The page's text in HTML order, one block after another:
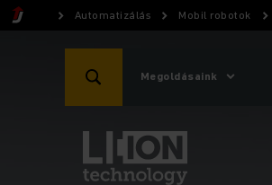
Automatizálás Mobil robotok
Megoldásaink